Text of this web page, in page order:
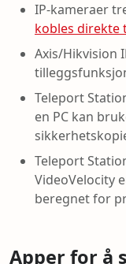
IP-kameraer
kobles direkte
Axis/Hikvision
Teleport
en PC kan
Teleport
VideoVelocity
beregnet for
Apper for å